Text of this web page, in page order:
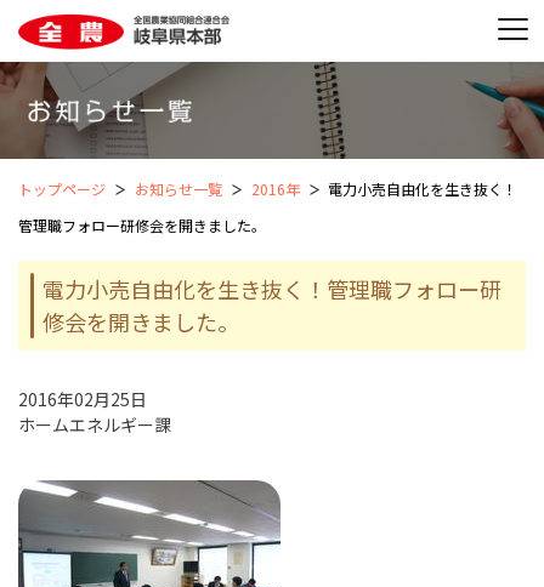
トップページ お知らせ一覧 2016年
電力小売自由化を生き抜く！
管理職フォロー研修会を開きました。
電力小売自由化を生き抜く！管理職フォロー研
修会を開きました。
2016年02月25日
ホームエネルギー課